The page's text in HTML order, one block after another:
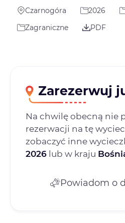
Czarnogóra
2026
Zagraniczne
PDF
Zarezerwuj
Na chwilę obecną nie
rezerwacji na tę
zobaczyć inne
2026 lub w kraju
Powiadom o